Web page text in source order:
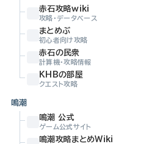
赤石攻略wiki
攻略・データベース
まとめぶ
初心者向け攻略
赤石の民衆
計算機・攻略情報
KHBの部屋
クエスト攻略
鳴潮
鳴潮 公式
ゲーム公式サイト
鳴潮攻略まとめWiki